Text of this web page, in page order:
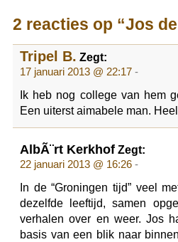
2 reacties op “Jos
Tripel B. Zegt:
17 januari 2013 @ 22:17 -
Ik heb nog college van hem
Een uiterst aimabele man.
AlbÃ¨rt Kerkhof Zegt:
22 januari 2013 @ 16:26 -
In de “Groningen tijd” veel
dezelfde leeftijd, samen
verhalen over en weer. Jos
basis van een blik naar